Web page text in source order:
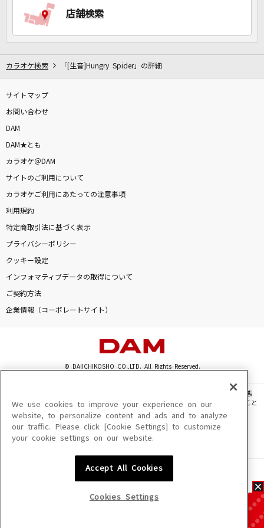
店舗検索
カラオケ検索 「[生音]Hungry Spider」の詳細
サイトマップ
お問い合わせ
DAM
DAM★とも
カラオケ＠DAM
サイトのご利用について
カラオケご利用にあたっての注意事項
利用規約
特定商取引法に基づく表示
プライバシーポリシー
クッキー設定
インフォマティブデータの取得について
ご契約方法
企業情報（コーポレートサイト）
© DAIICHIKOSHO CO.,LTD. All Rights Reserved.
このサイトに掲載されている一切の文章・画像・写真・動画・音声等を、手段や形態
を問わず、著作権法の定める範囲を超えて無断で複製、転載、ファイル化などすること
を禁じます。
楽曲及びコンテンツは、機種によりご利用いただけない場合があります。
楽曲及びコンテンツの配信日、配信内容が変更になる場合があります。
We use cookies to improve your experience on our
website, to personalize content and ads and to analyze
our traffic. Please click [Cookie Settings] to customize
your cookie settings on our website.
Accept All Cookies
Cookies Settings